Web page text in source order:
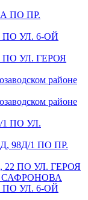
ПО ПР.
УЛ. 6-ОЙ
УЛ. ГЕРОЯ
районе
районе
ПО УЛ.
98Д/1 ПО ПР.
ПО УЛ. ГЕРОЯ
УЛ. 6-ОЙ